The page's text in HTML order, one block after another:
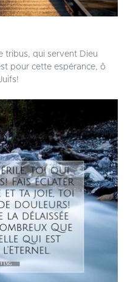
tribus, qui servent Dieu
pour cette espérance, ô